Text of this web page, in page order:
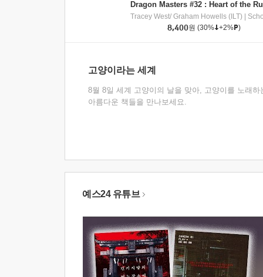
Tracey West/ Graham Howells (ILT)
8,400원 (30% +2% )
고양이라는 세계
8월 8일 세계 고양이의 날을 맞아, 고양이를 노래하
아름다운 책들을 만나보세요.
예스24 유튜브